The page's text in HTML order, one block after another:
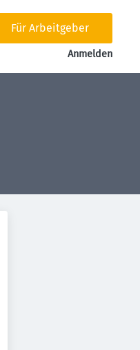
Für Arbeitgeber
Anmelden